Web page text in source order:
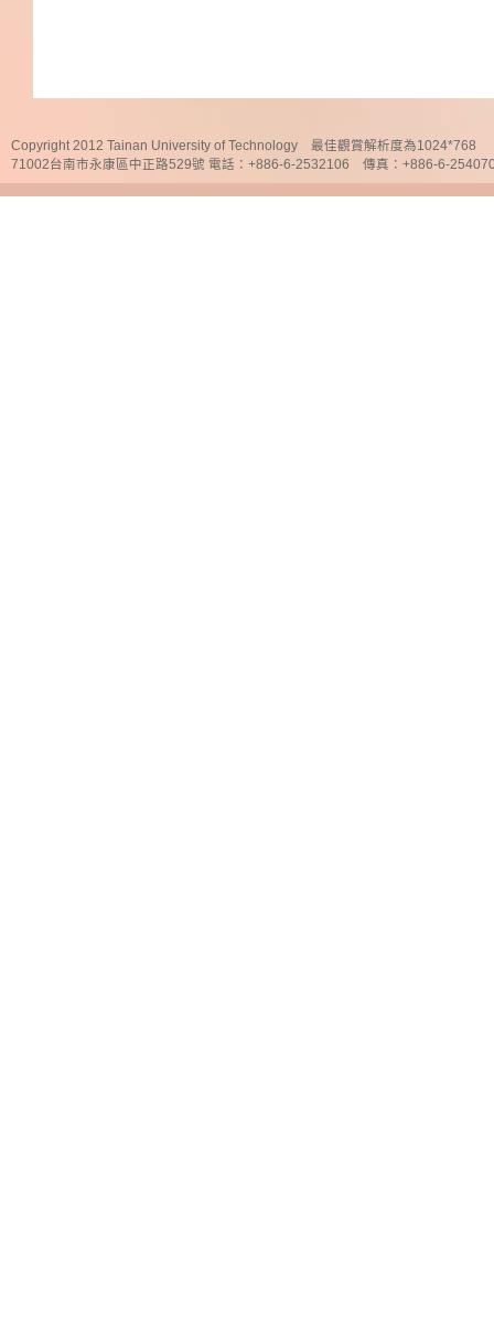
Copyright 2012 Tainan University of Technology 最佳觀賞解析度為1024*768
71002台南市永康區中正路529號 電話：+886-6-2532106 傳真：+886-6-